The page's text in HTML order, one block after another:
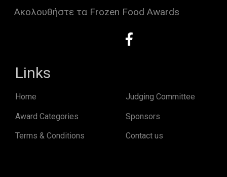
Ακολουθήστε τα Frozen Food Awards
Links
Home
Award Categories
Terms & Conditions
Judging Committee
Sponsors
Contact us